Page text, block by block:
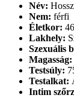
Név:
Nem: férfi
Életkor:
Lakhely:
Szexuális
Magasság:
Testsúly:
Testalkat:
Intim